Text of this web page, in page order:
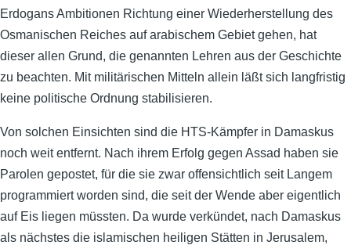
Erdogans Ambitionen Richtung einer Wiederherstellung des
Osmanischen Reiches auf arabischem Gebiet gehen, hat
dieser allen Grund, die genannten Lehren aus der Geschichte
zu beachten. Mit militärischen Mitteln allein läßt sich langfristig
keine politische Ordnung stabilisieren.
Von solchen Einsichten sind die HTS-Kämpfer in Damaskus
noch weit entfernt. Nach ihrem Erfolg gegen Assad haben sie
Parolen gepostet, für die sie zwar offensichtlich seit Langem
programmiert worden sind, die seit der Wende aber eigentlich
auf Eis liegen müssten. Da wurde verkündet, nach Damaskus
als nächstes die islamischen heiligen Stätten in Jerusalem,